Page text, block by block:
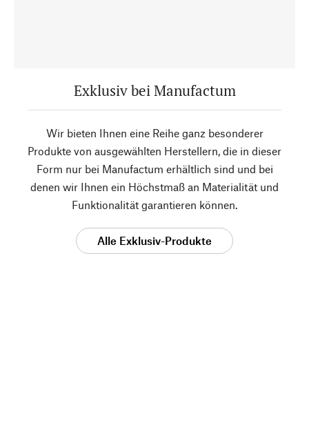
Exklusiv bei Manufactum
Wir bieten Ihnen eine Reihe ganz besonderer
Produkte von ausgewählten Herstellern, die in dieser
Form nur bei Manufactum erhältlich sind und bei
denen wir Ihnen ein Höchstmaß an Materialität und
Funktionalität garantieren können.
Alle Exklusiv-Produkte